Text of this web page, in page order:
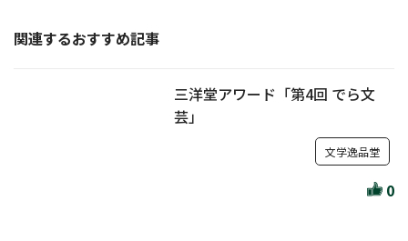
関連するおすすめ記事
三洋堂アワード「第4回 でら文
芸」
文学逸品堂
0